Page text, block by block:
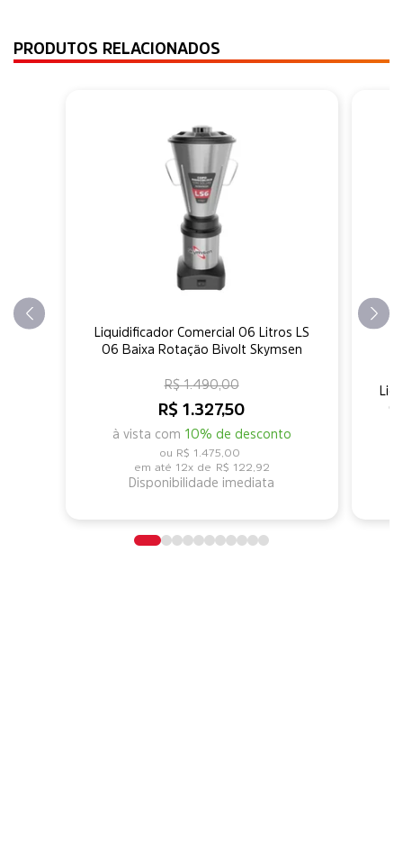
PRODUTOS RELACIONADOS
Liquidificador Comercial 06 Litros LS
06 Baixa Rotação Bivolt Skymsen
R$ 1.327,50
à vista com 10% de desconto
R$ 1.490,00
R$ 1.475,00
12x de R$ 122,92
Disponibilidade imediata